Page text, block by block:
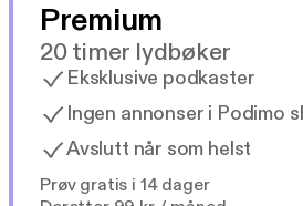
Premium
20 timer lydbøker
Eksklusive podkaster
Ingen annonser i Podimo
Avslutt når som helst
Prøv gratis i 14 dager